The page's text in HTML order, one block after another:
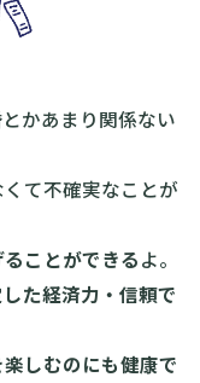
かあまり関係ない
て不確実なことが
ことができるよ。
た経済力・信頼で
しむのにも健康で